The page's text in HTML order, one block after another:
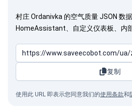
村庄 Ordanivka 的空气质量 JSON 数
HomeAssistant、自定义仪表板、内
复制
使用此 URL 即表示您同意我们的使用条款和